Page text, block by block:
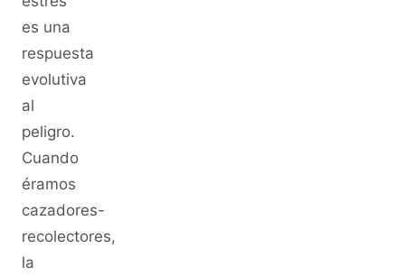
es una
respuesta
evolutiva
al
peligro.
Cuando
éramos
cazadores-
recolectores,
la